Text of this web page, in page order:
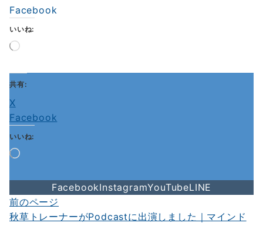
Facebook
いいね:
読
み
中…
共有:
X
Facebook
いいね:
読
中…
FacebookInstagramYouTubeLINE
投
稿
前のページ
秋草トレーナーがPodcastに出演しました｜マインド